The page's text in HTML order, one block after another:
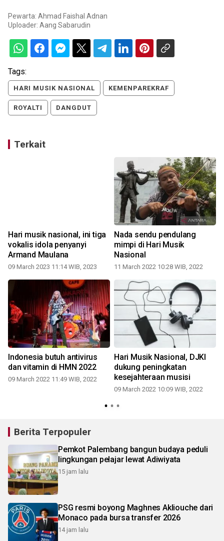
Pewarta: Ahmad Faishal Adnan
Uploader: Aang Sabarudin
Tags:
HARI MUSIK NASIONAL KEMENPAREKRAF
ROYALTI DANGDUT
Terkait
Hari musik nasional, ini tiga
vokalis idola penyanyi
Armand Maulana
09 March 2023 11:14 WIB, 2023
Nada sendu pendulang
mimpi di Hari Musik
Nasional
11 March 2022 10:28 WIB, 2022
Indonesia butuh antivirus
dan vitamin di HMN 2022
09 March 2022 11:49 WIB, 2022
Hari Musik Nasional, DJKI
dukung peningkatan
kesejahteraan musisi
09 March 2022 10:09 WIB, 2022
Berita Terpopuler
Pemkot Palembang bangun budaya peduli
lingkungan pelajar lewat Adiwiyata
15 jam lalu
PSG resmi boyong Maghnes Akliouche dari
Monaco pada bursa transfer 2026
14 jam lalu